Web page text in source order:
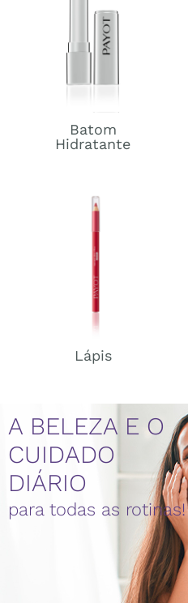
Batom
Hidratante
Lápis
A BELEZA E O
CUIDADO
DIÁRIO
para todas as rotinas!